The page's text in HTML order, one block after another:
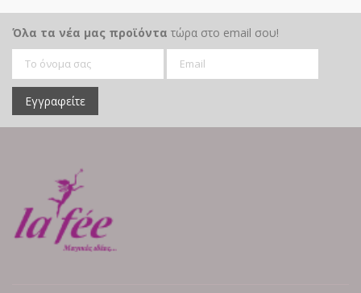
Όλα τα νέα μας προϊόντα τώρα στο email σου!
Εγγραφείτε